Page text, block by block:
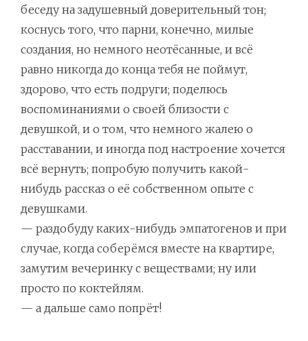
беседу на задушевный доверительный тон;
коснусь того, что парни, конечно, милые
создания, но немного неотёсанные, и всё
равно никогда до конца тебя не поймут,
здорово, что есть подруги; поделюсь
воспоминаниями о своей близости с
девушкой, и о том, что немного жалею о
расставании, и иногда под настроение хочется
всё вернуть; попробую получить какой-
нибудь рассказ о её собственном опыте с
девушками.
— раздобуду каких-нибудь эмпатогенов и при
случае, когда соберёмся вместе на квартире,
замутим вечеринку с веществами; ну или
просто по коктейлям.
— а дальше само попрёт!